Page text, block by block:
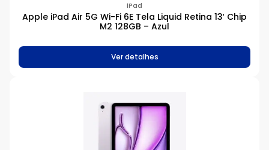
iPad
Apple iPad Air 5G Wi-Fi 6E Tela Liquid Retina 13′ Chip
M2 128GB – Azul
Ver detalhes